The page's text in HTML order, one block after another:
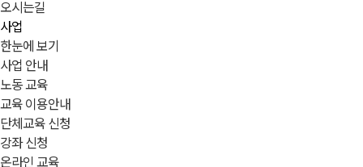
오시는길
사업
한눈에 보기
사업 안내
노동 교육
교육 이용안내
단체교육 신청
강좌 신청
온라인 교육